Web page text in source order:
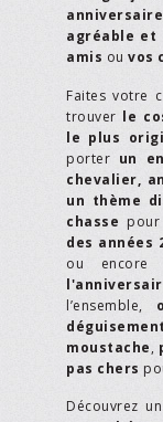
agréable et
amis ou vos
Faites votre
trouver le
le plus
porter un
chevalier,
un thème
chasse pour
des années
ou encore
l’ensemble,
déguisement
moustache,
pas chers
Découvrez